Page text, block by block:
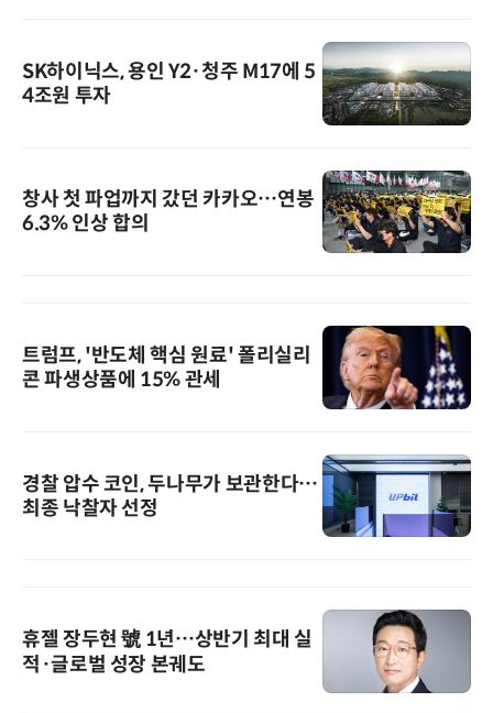
SK하이닉스, 용인 Y2·청주 M17에 5
4조원 투자
창사 첫 파업까지 갔던 카카오…연봉
6.3% 인상 합의
트럼프, '반도체 핵심 원료' 폴리실리
콘 파생상품에 15% 관세
경찰 압수 코인, 두나무가 보관한다…
최종 낙찰자 선정
휴젤 장두현 號 1년…상반기 최대 실
적·글로벌 성장 본궤도